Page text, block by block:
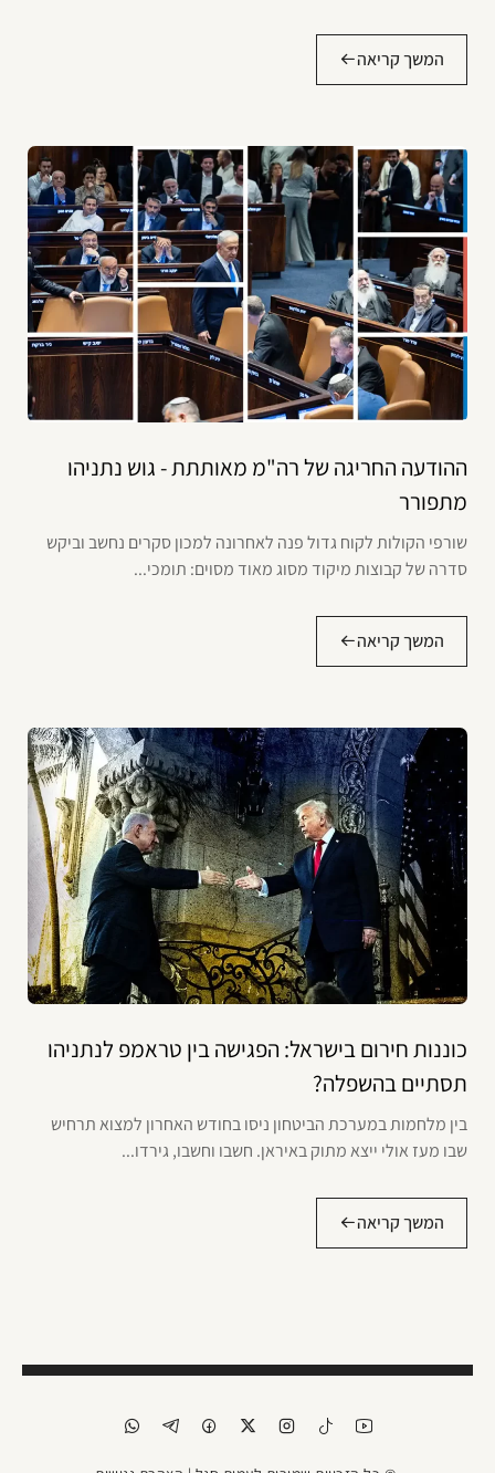
המשך קריאה
ההודעה החריגה של רה"מ מאותתת - גוש נתניהו
מתפורר
שורפי הקולות לקוח גדול פנה לאחרונה למכון סקרים נחשב וביקש
סדרה של קבוצות מיקוד מסוג מאוד מסוים: תומכי...
המשך קריאה
כוננות חירום בישראל: הפגישה בין טראמפ לנתניהו
תסתיים בהשפלה?
בין מלחמות במערכת הביטחון ניסו בחודש האחרון למצוא תרחיש
שבו מעז אולי ייצא מתוק באיראן. חשבו וחשבו, גירדו...
המשך קריאה